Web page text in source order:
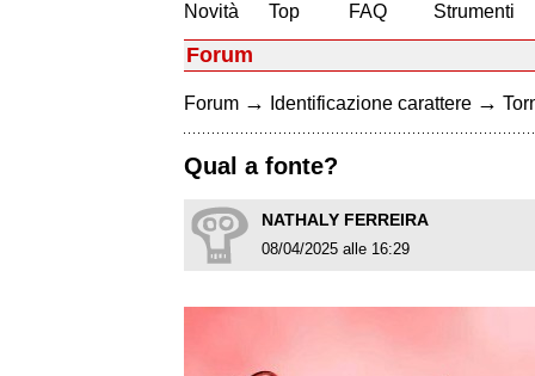
Novità
Top
FAQ
Strumenti
Forum
Forum → Identificazione carattere →
Qual a fonte?
NATHALY FERREIRA
08/04/2025 alle 16:29